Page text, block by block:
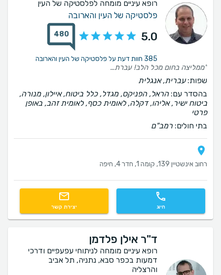
רופא עיניים מומחה לפלסטיקה של העין
פלסטיקה של העין והארובה
5.0
480
385 חוות דעת על פלסטיקה של העין והארובה
​"ממליצה בחום מכל הלב! עברתי אצל הרופא דוקטור ניר זיידר ניתוח הרמת עפעפיים, והחוויה הייתה פשוט מעולה. מעבר למקצועיות הבלתי מתפשרת, קיבלתי יחס חם, סבלני ואכפתי לאורך כל הדרך. הרגשתי בידיים הבטוחות והטובות ביותר. תודה רבה!"
שפות:עברית, אנגלית
בהסדר עם:הראל, הפניקס, מגדל, כלל ביטוח, איילון, מנורה,
ביטוח ישיר, אליהו, דקלה, לאומית כסף, לאומית זהב, באופן
פרטי
בתי חולים: רמב"ם
רחוב אינשטיין 139, קומה 1, חדר 4, חיפה
חיוג יצירת קשר
ד"ר אילן פלדמן
רופא עיניים מומחה לניתוחי עפעפיים ודרכי
דמעות בכפר סבא, נתניה, תל אביב
והרצליה